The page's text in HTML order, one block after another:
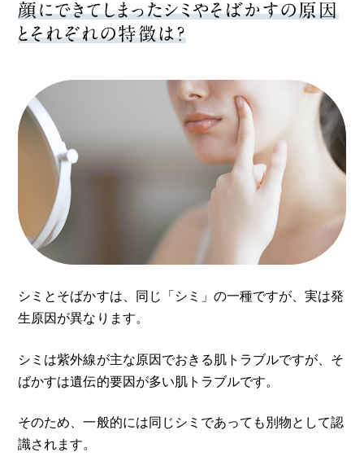
顔にできてしまったシミやそばかすの原因
とそれぞれの特徴は？
シミとそばかすは、同じ「シミ」の一種ですが、実は発
生原因が異なります。
シミは紫外線が主な原因でおきる肌トラブルですが、そ
ばかすは遺伝的要因が多い肌トラブルです。
そのため、一般的には同じシミであっても別物として認
識されます。